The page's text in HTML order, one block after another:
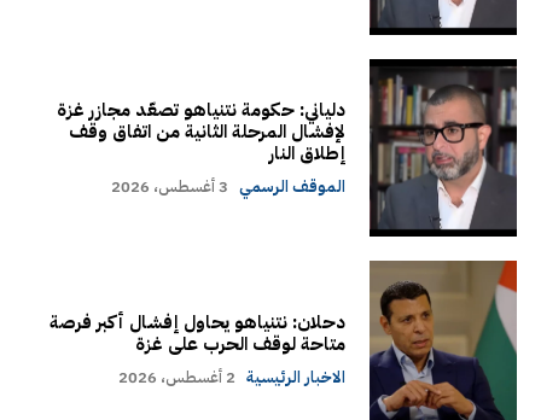
دلياني: حكومة نتنياهو تصعّد مجازر غزة
لإفشال المرحلة الثانية من اتفاق وقف
إطلاق النار
الموقف الرسمي 3 أغسطس، 2026
دحلان: نتنياهو يحاول إفشال أكبر فرصة
متاحة لوقف الحرب على غزة
الاخبار الرئيسية 2 أغسطس، 2026